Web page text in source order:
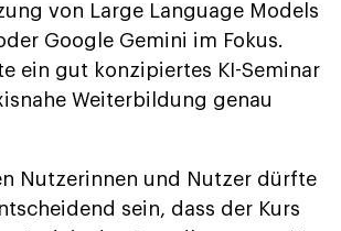
von Large Language Models
Google Gemini im Fokus.
ein gut konzipiertes KI-Seminar
Weiterbildung genau
Nutzerinnen und Nutzer dürfte
sein, dass der Kurs